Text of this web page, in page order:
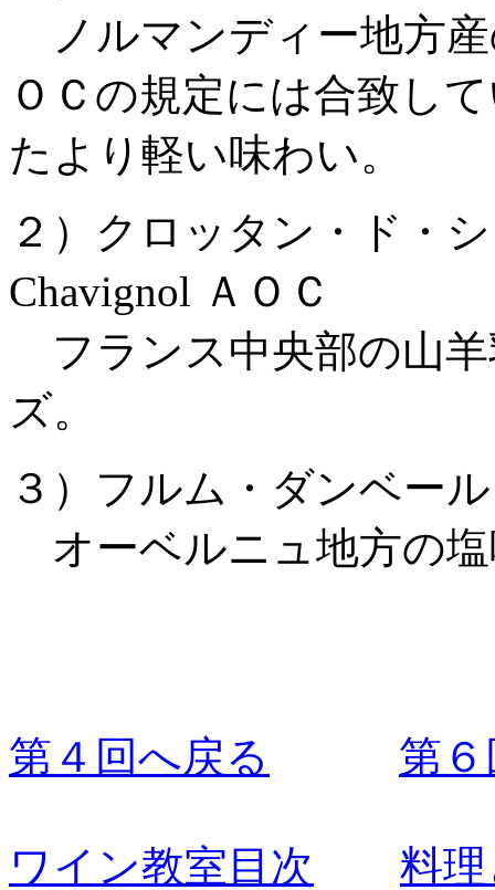
ノルマンディー地方
ＯＣの規定には合致し
たより軽い味わい。
２）クロッタン・ド・
Chavignol ＡＯＣ
フランス中央部の山
ズ。
３）フルム・ダンベー
オーベルニュ地方の
第４回へ戻る 第
ワイン教室目次 料